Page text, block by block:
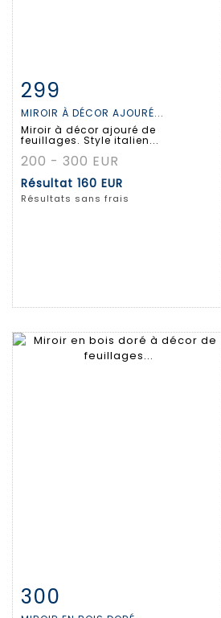
Fiche détaillée
299
MIROIR À DÉCOR AJOURÉ...
Miroir à décor ajouré de
feuillages. Style italien...
200 - 300 EUR
Résultat 160 EUR
Résultats sans frais
Fiche détaillée
300